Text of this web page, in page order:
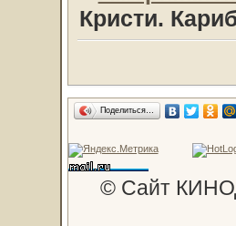
Кристи.
Поделиться…
© Сайт